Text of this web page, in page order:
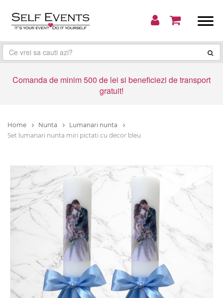
Comanda de minim 500 de lei si beneficiezi de transport
gratuit!
Home Nunta
Lumanari nunta
Set lumanari nunta miri pictati cu decor bleu